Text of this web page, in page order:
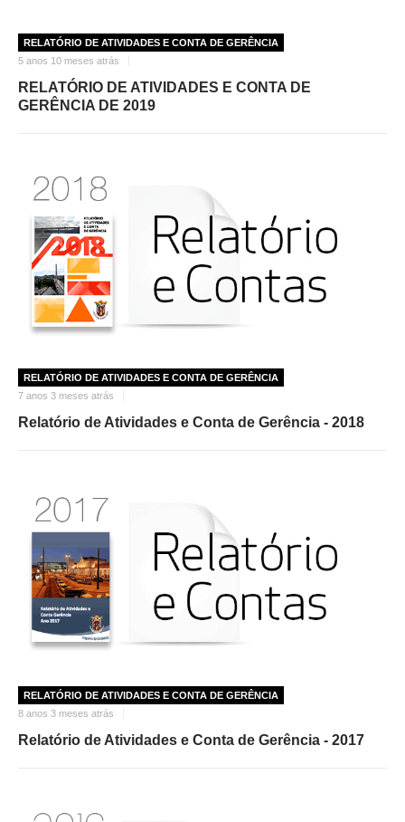
RELATÓRIO DE ATIVIDADES E CONTA DE GERÊNCIA
5 anos 10 meses atrás
RELATÓRIO DE ATIVIDADES E CONTA DE
GERÊNCIA DE 2019
RELATÓRIO DE ATIVIDADES E CONTA DE GERÊNCIA
7 anos 3 meses atrás
Relatório de Atividades e Conta de Gerência - 2018
RELATÓRIO DE ATIVIDADES E CONTA DE GERÊNCIA
8 anos 3 meses atrás
Relatório de Atividades e Conta de Gerência - 2017